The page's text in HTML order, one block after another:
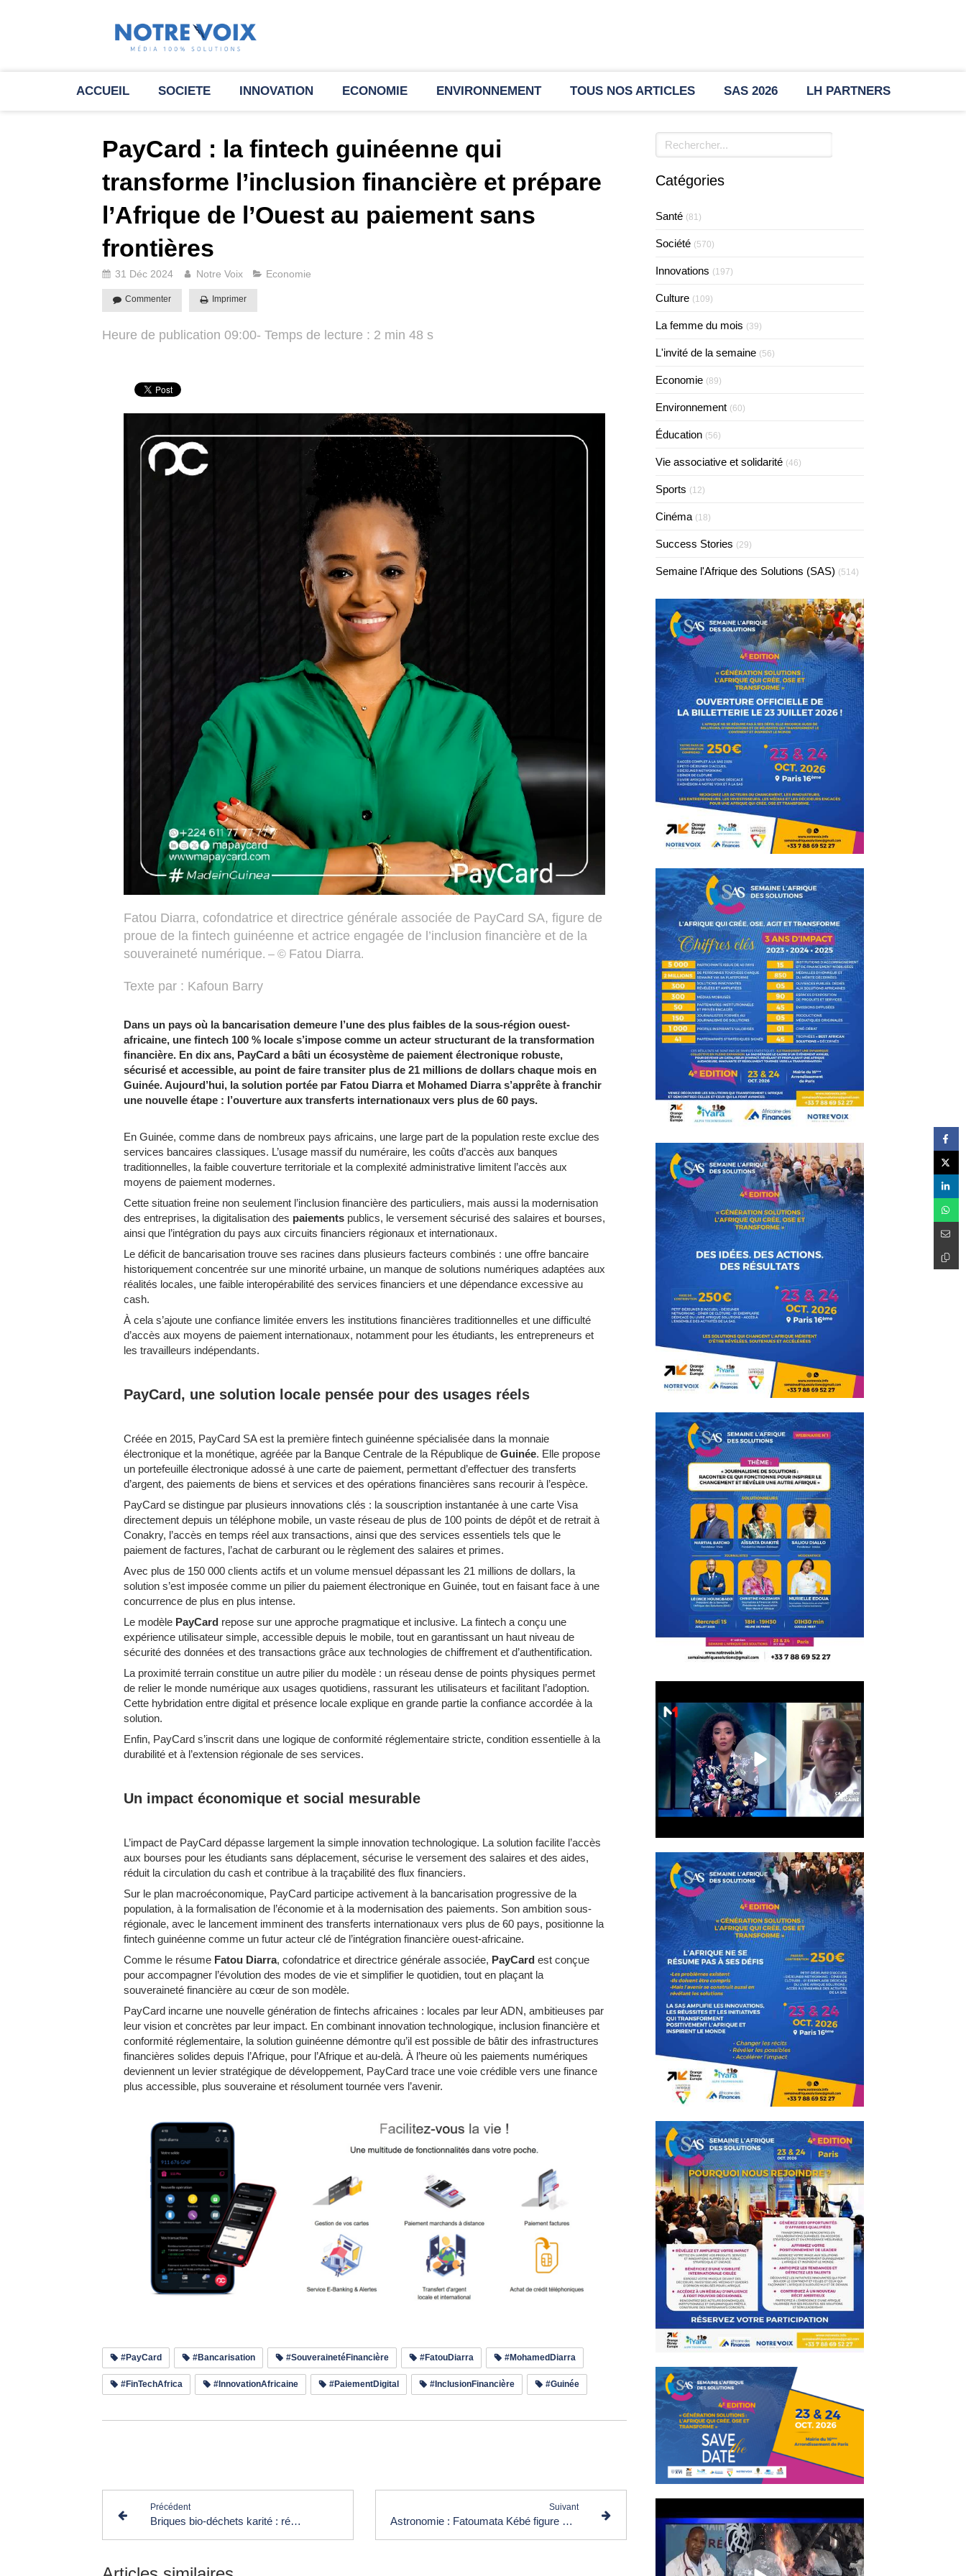
ACCUEIL SOCIETE INNOVATION ECONOMIE ENVIRONNEMENT TOUS NOS ARTICLES SAS 2026 LH PARTNERS
PayCard : la fintech guinéenne qui
transforme l’inclusion financière et prépare
l’Afrique de l’Ouest au paiement sans
frontières
31 Déc 2024 Notre Voix Economie
Commenter Imprimer
Heure de publication 09:00- Temps de lecture : 2 min 48 s
Fatou Diarra, cofondatrice et directrice générale associée de PayCard SA, figure de
proue de la fintech guinéenne et actrice engagée de l’inclusion financière et de la
souveraineté numérique. – © Fatou Diarra.
Texte par : Kafoun Barry
Dans un pays où la bancarisation demeure l’une des plus faibles de la sous-région ouest-
africaine, une fintech 100 % locale s’impose comme un acteur structurant de la transformation
financière. En dix ans, PayCard a bâti un écosystème de paiement électronique robuste,
sécurisé et accessible, au point de faire transiter plus de 21 millions de dollars chaque mois en
Guinée. Aujourd’hui, la solution portée par Fatou Diarra et Mohamed Diarra s’apprête à franchir
une nouvelle étape : l’ouverture aux transferts internationaux vers plus de 60 pays.
En Guinée, comme dans de nombreux pays africains, une large part de la population reste exclue des
services bancaires classiques. L’usage massif du numéraire, les coûts d’accès aux banques
traditionnelles, la faible couverture territoriale et la complexité administrative limitent l’accès aux
moyens de paiement modernes.
Cette situation freine non seulement l’inclusion financière des particuliers, mais aussi la modernisation
des entreprises, la digitalisation des paiements publics, le versement sécurisé des salaires et bourses,
ainsi que l’intégration du pays aux circuits financiers régionaux et internationaux.
Le déficit de bancarisation trouve ses racines dans plusieurs facteurs combinés : une offre bancaire
historiquement concentrée sur une minorité urbaine, un manque de solutions numériques adaptées aux
réalités locales, une faible interopérabilité des services financiers et une dépendance excessive au
cash.
À cela s’ajoute une confiance limitée envers les institutions financières traditionnelles et une difficulté
d’accès aux moyens de paiement internationaux, notamment pour les étudiants, les entrepreneurs et
les travailleurs indépendants.
PayCard, une solution locale pensée pour des usages réels
Créée en 2015, PayCard SA est la première fintech guinéenne spécialisée dans la monnaie
électronique et la monétique, agréée par la Banque Centrale de la République de Guinée. Elle propose
un portefeuille électronique adossé à une carte de paiement, permettant d’effectuer des transferts
d’argent, des paiements de biens et services et des opérations financières sans recourir à l’espèce.
PayCard se distingue par plusieurs innovations clés : la souscription instantanée à une carte Visa
directement depuis un téléphone mobile, un vaste réseau de plus de 100 points de dépôt et de retrait à
Conakry, l’accès en temps réel aux transactions, ainsi que des services essentiels tels que le
paiement de factures, l’achat de carburant ou le règlement des salaires et primes.
Avec plus de 150 000 clients actifs et un volume mensuel dépassant les 21 millions de dollars, la
solution s’est imposée comme un pilier du paiement électronique en Guinée, tout en faisant face à une
concurrence de plus en plus intense.
Le modèle PayCard repose sur une approche pragmatique et inclusive. La fintech a conçu une
expérience utilisateur simple, accessible depuis le mobile, tout en garantissant un haut niveau de
sécurité des données et des transactions grâce aux technologies de chiffrement et d’authentification.
La proximité terrain constitue un autre pilier du modèle : un réseau dense de points physiques permet
de relier le monde numérique aux usages quotidiens, rassurant les utilisateurs et facilitant l’adoption.
Cette hybridation entre digital et présence locale explique en grande partie la confiance accordée à la
solution.
Enfin, PayCard s’inscrit dans une logique de conformité réglementaire stricte, condition essentielle à la
durabilité et à l’extension régionale de ses services.
Un impact économique et social mesurable
L’impact de PayCard dépasse largement la simple innovation technologique. La solution facilite l’accès
aux bourses pour les étudiants sans déplacement, sécurise le versement des salaires et des aides,
réduit la circulation du cash et contribue à la traçabilité des flux financiers.
Sur le plan macroéconomique, PayCard participe activement à la bancarisation progressive de la
population, à la formalisation de l’économie et à la modernisation des paiements. Son ambition sous-
régionale, avec le lancement imminent des transferts internationaux vers plus de 60 pays, positionne la
fintech guinéenne comme un futur acteur clé de l’intégration financière ouest-africaine.
Comme le résume Fatou Diarra, cofondatrice et directrice générale associée, PayCard est conçue
pour accompagner l’évolution des modes de vie et simplifier le quotidien, tout en plaçant la
souveraineté financière au cœur de son modèle.
PayCard incarne une nouvelle génération de fintechs africaines : locales par leur ADN, ambitieuses par
leur vision et concrètes par leur impact. En combinant innovation technologique, inclusion financière et
conformité réglementaire, la solution guinéenne démontre qu’il est possible de bâtir des infrastructures
financières solides depuis l’Afrique, pour l’Afrique et au-delà. À l’heure où les paiements numériques
deviennent un levier stratégique de développement, PayCard trace une voie crédible vers une finance
plus accessible, plus souveraine et résolument tournée vers l’avenir.
#PayCard #Bancarisation #SouverainetéFinancière #FatouDiarra #MohamedDiarra
#FinTechAfrica #InnovationAfricaine #PaiementDigital #InclusionFinancière #Guinée
Précédent
Briques bio-déchets karité : réduire l’empreinte carbone des projets BTP
Suivant
Astronomie : Fatoumata Kébé figure parmi les « 30 femmes françaises qui font rêver »
Rechercher
Catégories
Santé (81)
Société (570)
Innovations (197)
Culture (109)
La femme du mois (39)
L'invité de la semaine (56)
Economie (89)
Environnement (60)
Éducation (56)
Vie associative et solidarité (46)
Sports (12)
Cinéma (18)
Success Stories (29)
Semaine l'Afrique des Solutions (SAS) (514)